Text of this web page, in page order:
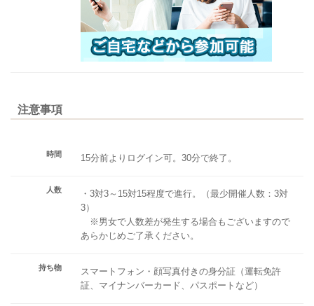
注意事項
時間 15分前よりログイン可。30分で終了。
人数
・3対3～15対15程度で進行。（最少開催人数：3対
3）
※男女で人数差が発生する場合もございますので
あらかじめご了承ください。
持ち物
スマートフォン・顔写真付きの身分証（運転免許
証、マイナンバーカード、パスポートなど）